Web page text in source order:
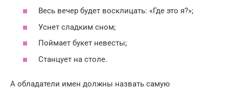
Весь вечер будет восклицать: «Где это я?»;
Уснет сладким сном;
Поймает букет невесты;
Станцует на столе.
А обладатели имен должны назвать самую